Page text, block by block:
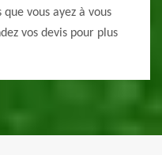
vous ayez à vous
vos devis pour plus